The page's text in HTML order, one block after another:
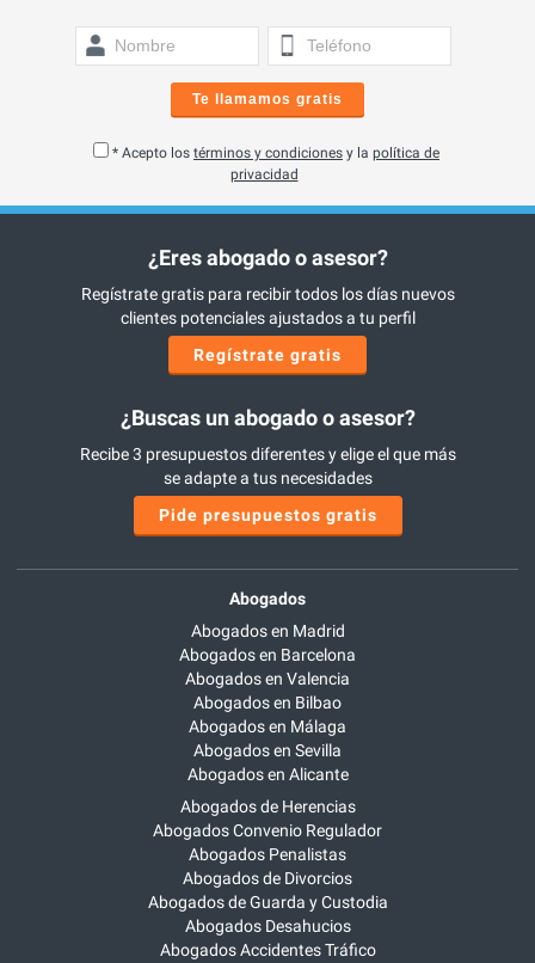
Te llamamos gratis
* Acepto los términos y condiciones y la política de
privacidad
¿Eres abogado o asesor?
Regístrate gratis para recibir todos los días nuevos
clientes potenciales ajustados a tu perfil
Regístrate gratis
¿Buscas un abogado o asesor?
Recibe 3 presupuestos diferentes y elige el que más
se adapte a tus necesidades
Pide presupuestos gratis
Abogados
Abogados en Madrid
Abogados en Barcelona
Abogados en Valencia
Abogados en Bilbao
Abogados en Málaga
Abogados en Sevilla
Abogados en Alicante
Abogados de Herencias
Abogados Convenio Regulador
Abogados Penalistas
Abogados de Divorcios
Abogados de Guarda y Custodia
Abogados Desahucios
Abogados Accidentes Tráfico